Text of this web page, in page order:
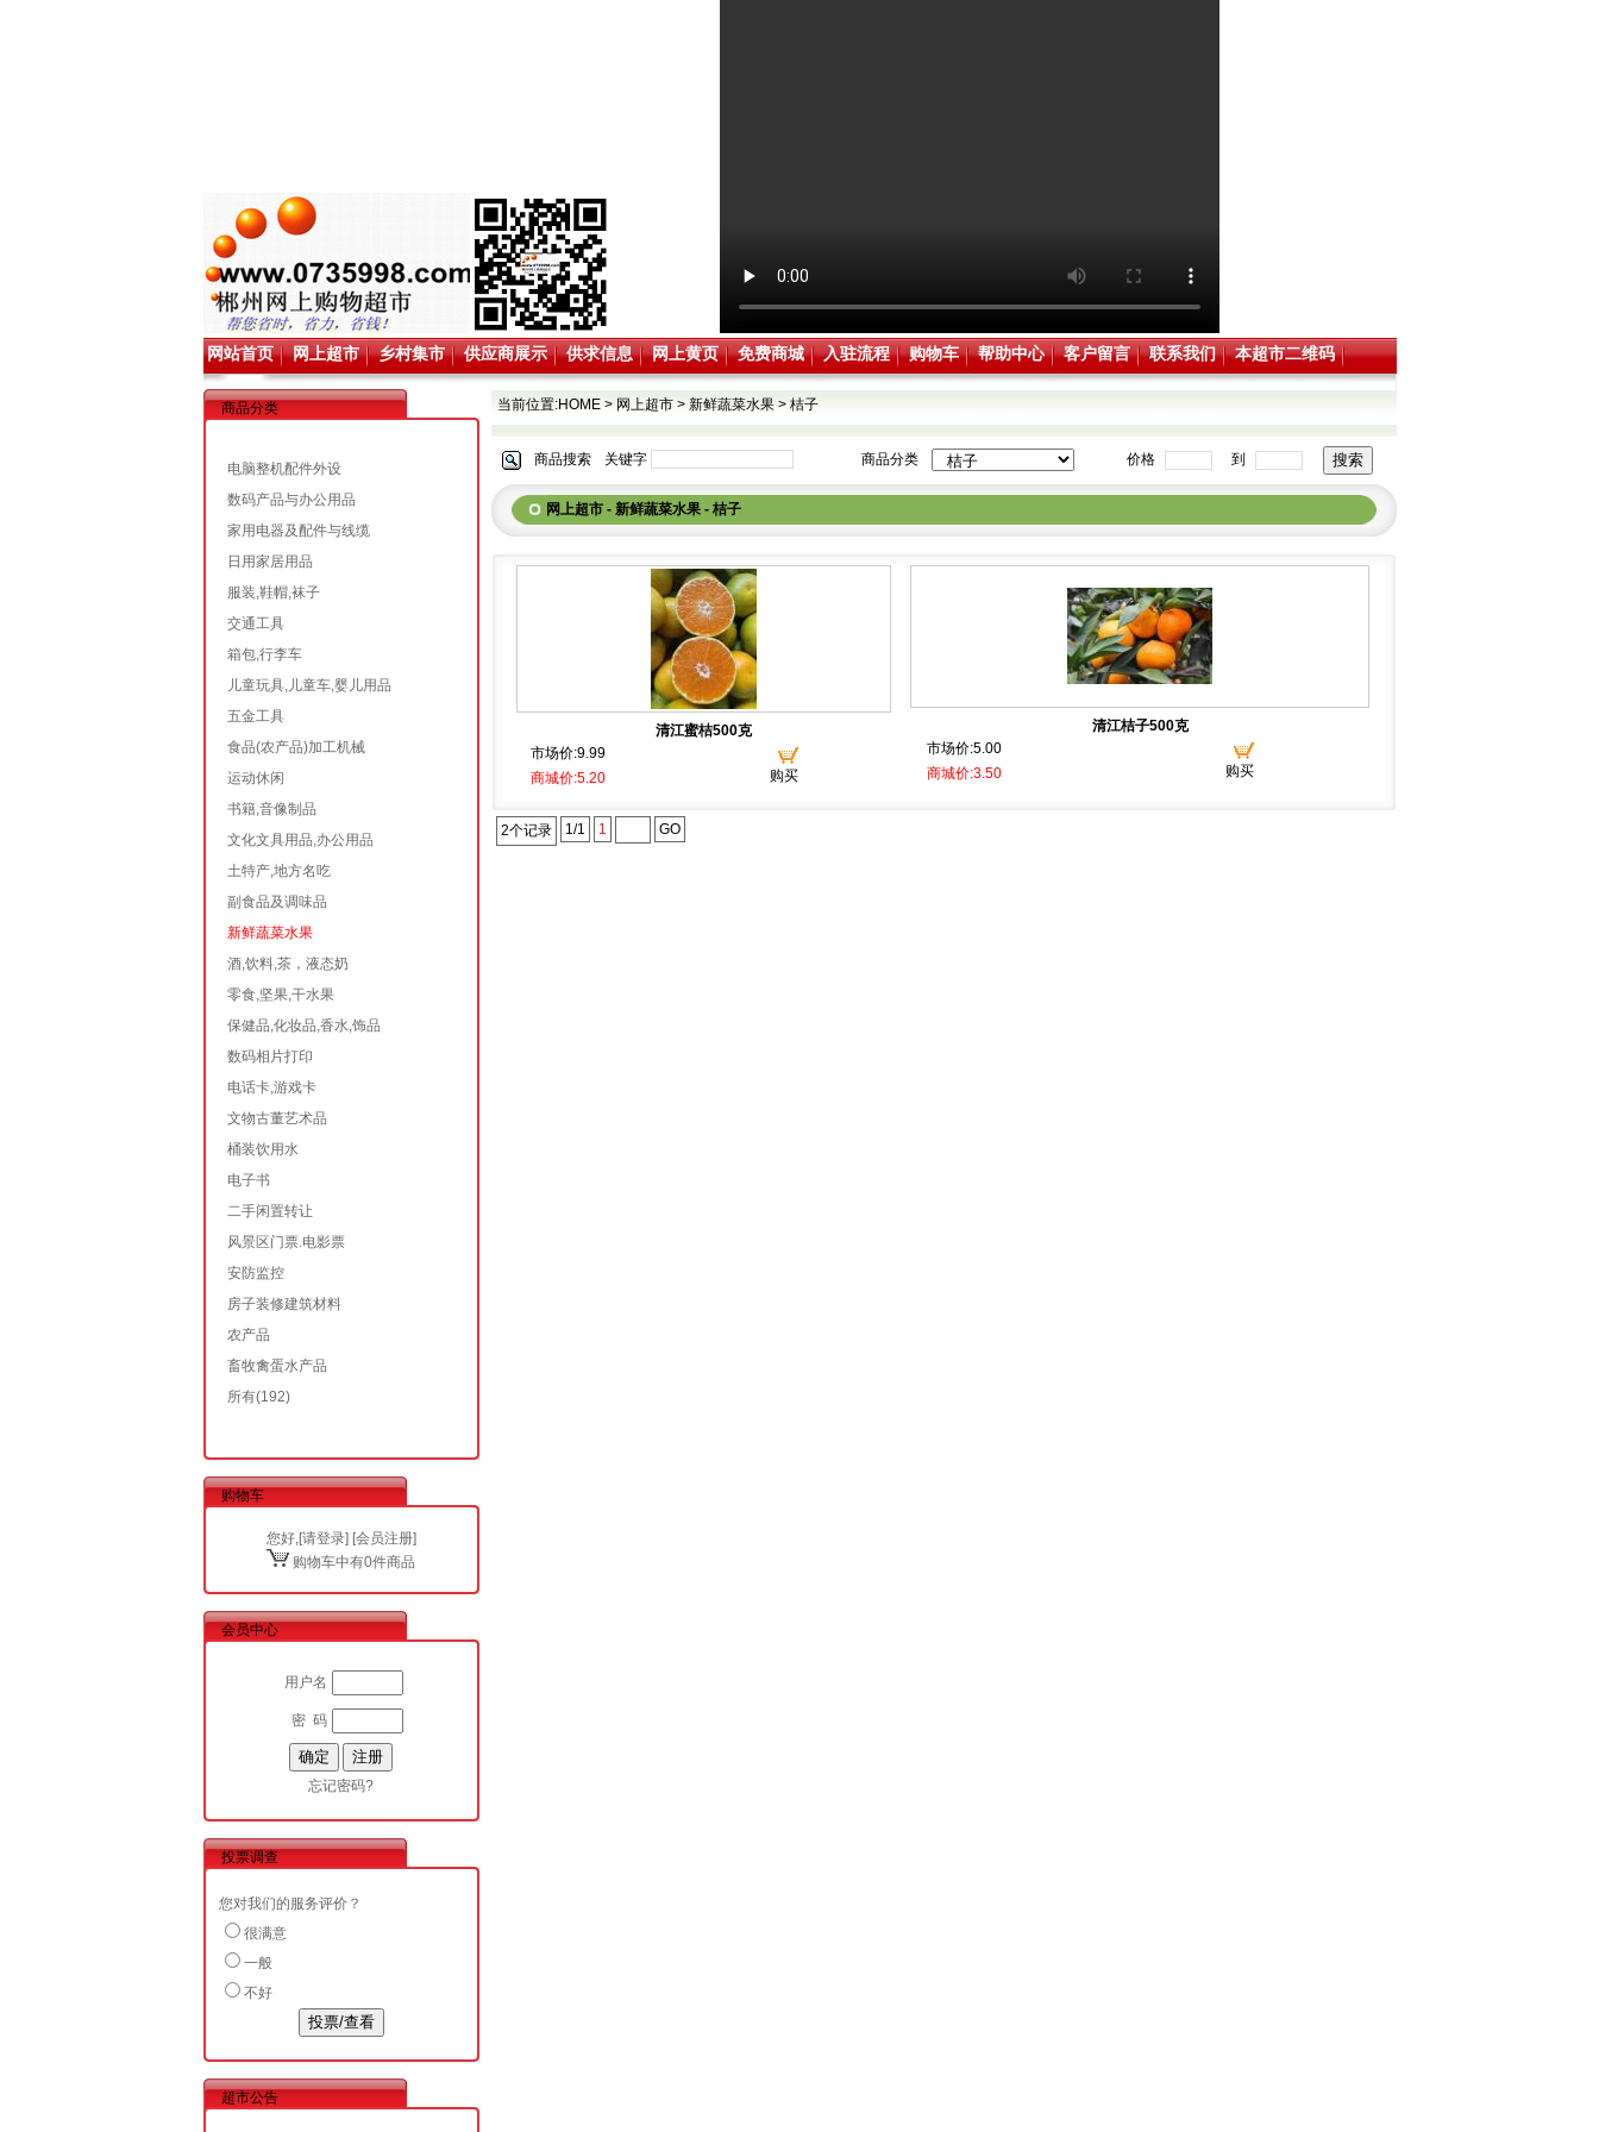
网站首页 网上超市 乡村集市 供应商展示 供求信息 网上黄页 免费商城 入驻流程 购物车 帮助中心 客户留言 联系我们 本超市二维码
商品分类
电脑整机配件外设
数码产品与办公用品
家用电器及配件与线缆
日用家居用品
服装,鞋帽,袜子
交通工具
箱包,行李车
儿童玩具,儿童车,婴儿用品
五金工具
食品(农产品)加工机械
运动休闲
书籍,音像制品
文化文具用品,办公用品
土特产,地方名吃
副食品及调味品
新鲜蔬菜水果
酒,饮料,茶，液态奶
零食,坚果,干水果
保健品,化妆品,香水,饰品
数码相片打印
电话卡,游戏卡
文物古董艺术品
桶装饮用水
电子书
二手闲置转让
风景区门票.电影票
安防监控
房子装修建筑材料
农产品
畜牧禽蛋水产品
所有(192)
购物车
您好,[请登录] [会员注册]
购物车中有0件商品
会员中心
用户名
密 码
忘记密码?
投票调查
您对我们的服务评价？
很满意
一般
不好
超市公告
当前位置:HOME> 网上超市> 新鲜蔬菜水果> 桔子
商品搜索 关键字 商品分类 价格 到
网上超市 - 新鲜蔬菜水果 - 桔子
清江蜜桔500克
市场价:9.99
购买
商城价:5.20
清江桔子500克
市场价:5.00
购买
商城价:3.50
2个记录 1/1 1 GO